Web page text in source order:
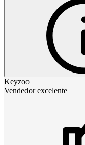
Keyzoo
Vendedor excelente